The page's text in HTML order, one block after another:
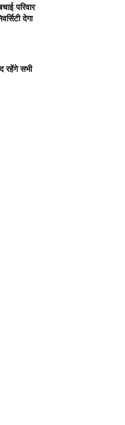
परिवार
देगा
रहेंगे सभी